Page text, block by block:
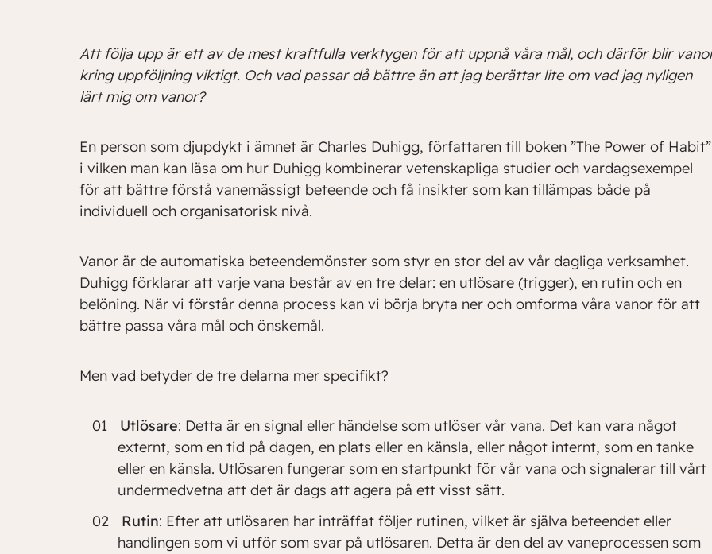
Att följa upp är ett av de mest kraftfulla verktygen för att uppnå våra mål, och därför blir
kring uppföljning viktigt. Och vad passar då bättre än att jag berättar lite om vad jag nyligen
lärt mig om vanor?
En person som djupdykt i ämnet är Charles Duhigg, författaren till boken ”The Power of
i vilken man kan läsa om hur Duhigg kombinerar vetenskapliga studier och vardagsexempel
för att bättre förstå vanemässigt beteende och få insikter som kan tillämpas både på
individuell och organisatorisk nivå.
Vanor är de automatiska beteendemönster som styr en stor del av vår dagliga verksamhet.
Duhigg förklarar att varje vana består av en tre delar: en utlösare (trigger), en rutin och en
belöning. När vi förstår denna process kan vi börja bryta ner och omforma våra vanor för att
bättre passa våra mål och önskemål.
Men vad betyder de tre delarna mer specifikt?
Utlösare: Detta är en signal eller händelse som utlöser vår vana. Det kan vara något
externt, som en tid på dagen, en plats eller en känsla, eller något internt, som en tanke
eller en känsla. Utlösaren fungerar som en startpunkt för vår vana och signalerar till vårt
undermedvetna att det är dags att agera på ett visst sätt.
Rutin: Efter att utlösaren har inträffat följer rutinen, vilket är själva beteendet eller
handlingen som vi utför som svar på utlösaren. Detta är den del av vaneprocessen som